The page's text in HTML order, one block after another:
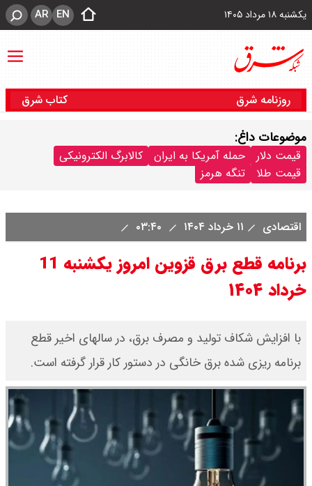
یکشنبه ۱۸ مرداد ۱۴۰۵ EN
AR
روزنامه شرق کتاب شرق
موضوعات داغ:
قیمت دلار حمله آمریکا به ایران
کالابرگ الکترونیکی
قیمت طلا
تنگه هرمز
اقتصادی ۱۱ خرداد ۱۴۰۴
برنامه قطع برق قزوین امروز یکشنبه 11
خرداد ۱۴۰۴
با افزایش شکاف تولید و مصرف برق، در سالهای اخیر قطع
برنامه ریزی شده برق خانگی در دستور کار قرار گرفته است.